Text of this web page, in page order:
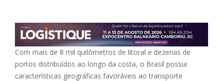
Com mais de 8 mil quilômetros de litoral e dezenas de
portos distribuídos ao longo da costa, o Brasil possui
características geográficas favoráveis ao transporte